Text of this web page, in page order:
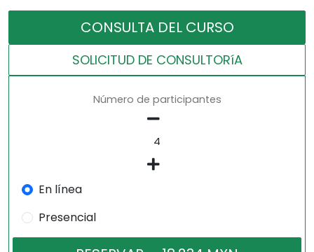
CONSULTA DEL CURSO
SOLICITUD DE CONSULTORíA
Número de participantes
En línea
Presencial